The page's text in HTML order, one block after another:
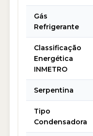
Gás
Refrigerante
Classificação
Energética
INMETRO
Serpentina
Tipo
Condensadora